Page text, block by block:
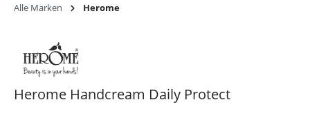
Alle Marken Herome
Herome Handcream Daily Protect